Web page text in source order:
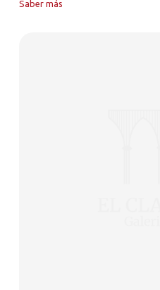
Saber más